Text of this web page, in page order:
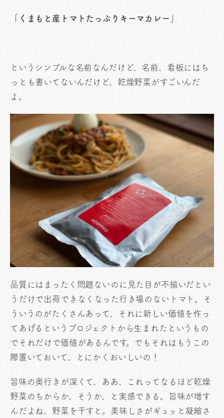
「くまもと産トマトたっぷりキーマカレー」
というシンプルな名前なんだけど、名前、看板にはち
っとも書いてないんだけど、乾燥野菜がすごいんだ
よ。
品質にはまったく問題ないのに見た目が不揃いだとい
うだけで出荷できなくなった行き場のないトマト。そ
ういうのがたくさんあって、それに新しい価値を作っ
てあげるというプロジェクトから生まれたというもの
でそれだけで価値があるんです。でもそれはもうこの
際置いておいて、とにかくおいしいの！
旨味の奥行きが深くて、ああ、これってなるほど乾燥
野菜のちからか、そうか、と実感できる。旨味が増す
んだよね、野菜を干すと。美味しさがギュッと凝縮さ